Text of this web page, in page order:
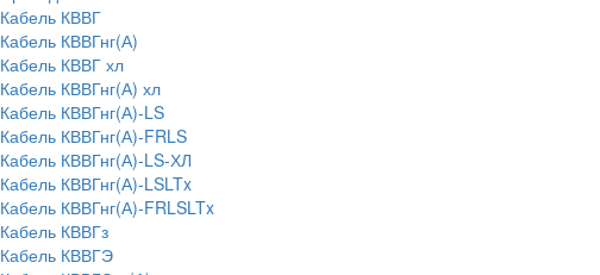
Кабель КВВГ
Кабель КВВГнг(А)
Кабель КВВГ хл
Кабель КВВГнг(А) хл
Кабель КВВГнг(А)-LS
Кабель КВВГнг(А)-FRLS
Кабель КВВГнг(А)-LS-ХЛ
Кабель КВВГнг(А)-LSLTx
Кабель КВВГнг(А)-FRLSLTx
Кабель КВВГз
Кабель КВВГЭ